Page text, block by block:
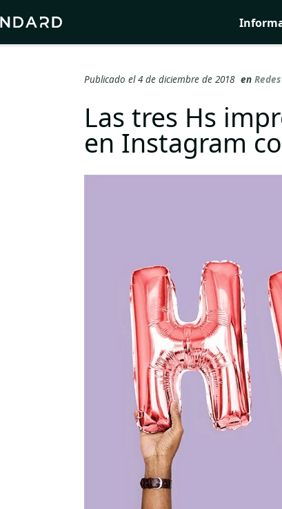
Publicado el 4 de diciembre de 2018 en
Las tres Hs
en Instagram